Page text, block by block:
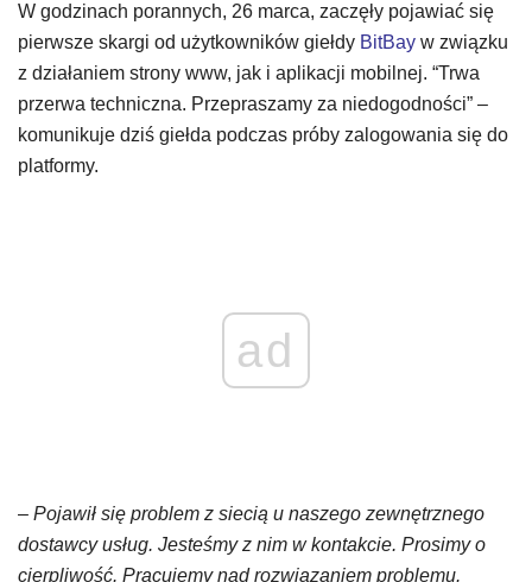
W godzinach porannych, 26 marca, zaczęły pojawiać się
pierwsze skargi od użytkowników giełdy BitBay w związku
z działaniem strony www, jak i aplikacji mobilnej. “Trwa
przerwa techniczna. Przepraszamy za niedogodności” –
komunikuje dziś giełda podczas próby zalogowania się do
platformy.
ad
– Pojawił się problem z siecią u naszego zewnętrznego
dostawcy usług. Jesteśmy z nim w kontakcie. Prosimy o
cierpliwość. Pracujemy nad rozwiązaniem problemu.